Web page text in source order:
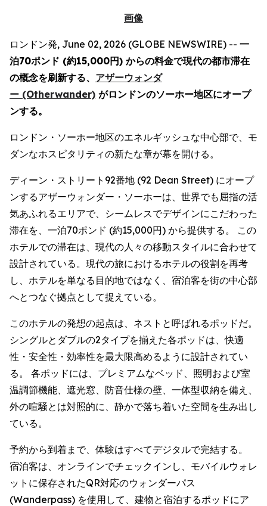
画像
ロンドン発, June 02, 2026 (GLOBE NEWSWIRE) -- 一
泊70ポンド (約15,000円) からの料金で現代の都市滞在
の概念を刷新する、 アザーウォンダ
ー (Otherwander) がロンドンのソーホー地区にオープ
ンする。
ロンドン・ソーホー地区のエネルギッシュな中心部で、モ
ダンなホスピタリティの新たな章が幕を開ける。
ディーン・ストリート92番地 (92 Dean Street) にオープ
ンするアザーウォンダー・ソーホーは、世界でも屈指の活
気あふれるエリアで、シームレスでデザインにこだわった
滞在を、一泊70ポンド (約15,000円) から提供する。 この
ホテルでの滞在は、現代の人々の移動スタイルに合わせて
設計されている。現代の旅におけるホテルの役割を再考
し、ホテルを単なる目的地ではなく、宿泊客を街の中心部
へとつなぐ拠点として捉えている。
このホテルの発想の起点は、ネストと呼ばれるポッドだ。
シングルとダブルの2タイプを揃えた各ポッドは、快適
性・安全性・効率性を最大限高めるように設計されてい
る。 各ポッドには、プレミアムなベッド、照明および室
温調節機能、遮光窓、防音仕様の壁、一体型収納を備え、
外の喧騒とは対照的に、静かで落ち着いた空間を生み出し
ている。
予約から到着まで、体験はすべてデジタルで完結する。
宿泊客は、オンラインでチェックインし、モバイルウォレ
ットに保存されたQR対応のウォンダーパス
(Wanderpass) を使用して、建物と宿泊するポッドにア